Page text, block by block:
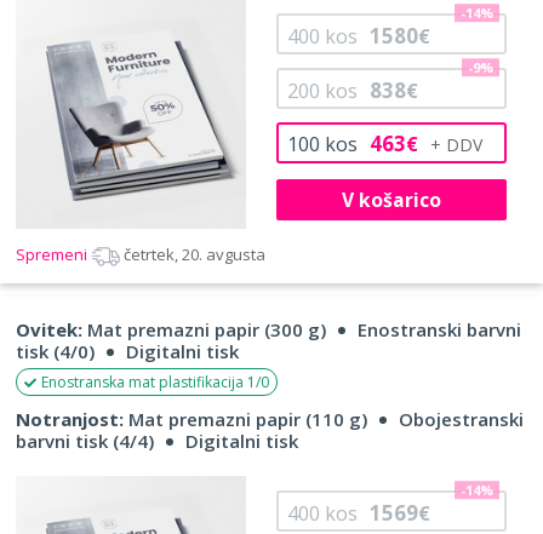
100 kos 463€
200 kos 838€
-9%
400 kos 1580€
-14%
V košarico
Spremeni četrtek, 20. avgusta
Ovitek: Mat premazni papir (300 g)
Enostranski barvni
tisk (4/0)
Digitalni tisk
Enostranska mat plastifikacija 1/0
Notranjost: Mat premazni papir (110 g)
Obojestranski
barvni tisk (4/4)
Digitalni tisk
400 kos 1569€
-14%